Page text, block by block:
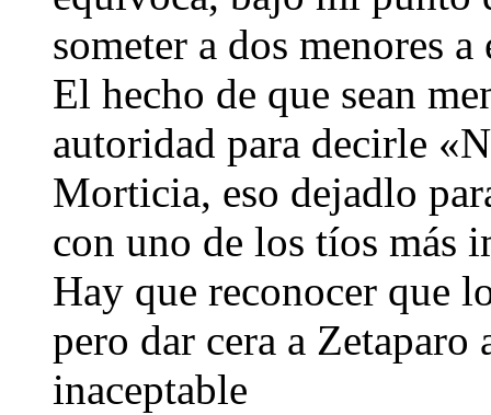
someter a dos menores
El hecho de que sean
autoridad para decirle
Morticia, eso dejadlo
con uno de los tíos más
Hay que reconocer que
pero dar cera a
inaceptable